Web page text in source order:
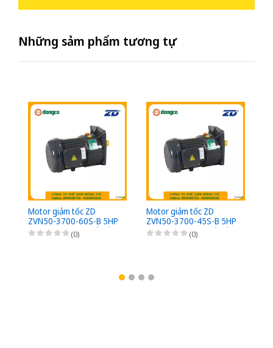
Những sảm phẩm tương tự
Motor giảm tốc ZD
ZVN50-3700-60S-B 5HP
(3,7kW) - 1/60 - kiểu lắp
Mặt bích 3 Pha
(0)
Motor giảm tốc ZD
ZVN50-3700-45S-B 5HP
(3,7kW) - 1/45 - kiểu lắp
Mặt bích 3 Pha
lưu nhanh từ AC sang
(0)